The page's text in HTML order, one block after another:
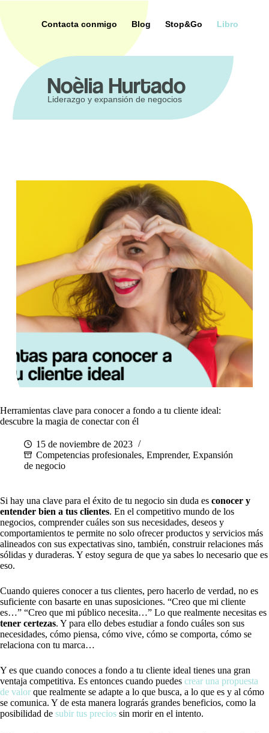
contenido
Contacta conmigo Blog Stop&Go Libro
Noèlia Hurtado
Liderazgo y expansión de negocios
Herramientas clave para conocer a fondo a tu cliente ideal:
descubre la magia de conectar con él
15 de noviembre de 2023
Competencias profesionales, Emprender, Expansión
de negocio
Si hay una clave para el éxito de tu negocio sin duda es conocer y
entender bien a tus clientes. En el competitivo mundo de los
negocios, comprender cuáles son sus necesidades, deseos y
comportamientos te permite no solo ofrecer productos y servicios más
alineados con sus expectativas sino, también, construir relaciones más
sólidas y duraderas. Y estoy segura de que ya sabes lo necesario que es
eso.
Cuando quieres conocer a tus clientes, pero hacerlo de verdad, no es
suficiente con basarte en unas suposiciones. “Creo que mi cliente
es…” “Creo que mi público necesita…” Lo que realmente necesitas es
tener certezas. Y para ello debes estudiar a fondo cuáles son sus
necesidades, cómo piensa, cómo vive, cómo se comporta, cómo se
relaciona con tu marca…
Y es que cuando conoces a fondo a tu cliente ideal tienes una gran
ventaja competitiva. Es entonces cuando puedes crear una propuesta
de valor que realmente se adapte a lo que busca, a lo que es y al cómo
se comunica. Y de esta manera lograrás grandes beneficios, como la
posibilidad de subir tus precios sin morir en el intento.